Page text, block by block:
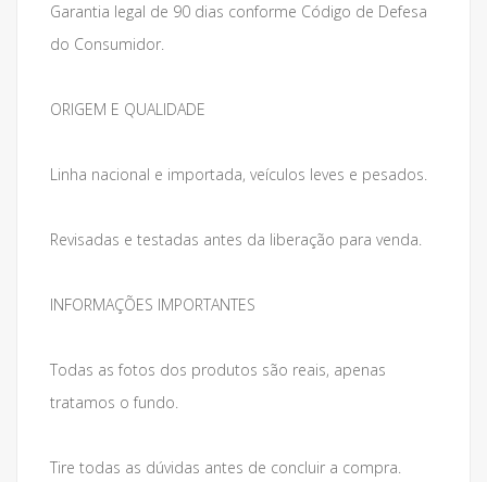
Garantia legal de 90 dias conforme Código de Defesa
do Consumidor.
ORIGEM E QUALIDADE
Linha nacional e importada, veículos leves e pesados.
Revisadas e testadas antes da liberação para venda.
INFORMAÇÕES IMPORTANTES
Todas as fotos dos produtos são reais, apenas
tratamos o fundo.
Tire todas as dúvidas antes de concluir a compra.